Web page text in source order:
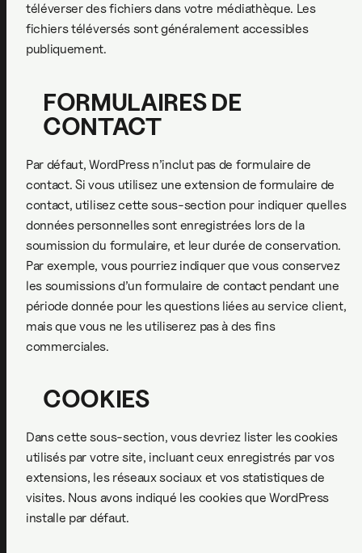
téléverser des fichiers dans votre médiathèque. Les
fichiers téléversés sont généralement accessibles
publiquement.
FORMULAIRES DE
CONTACT
Par défaut, WordPress n’inclut pas de formulaire de
contact. Si vous utilisez une extension de formulaire de
contact, utilisez cette sous-section pour indiquer quelles
données personnelles sont enregistrées lors de la
soumission du formulaire, et leur durée de conservation.
Par exemple, vous pourriez indiquer que vous conservez
les soumissions d’un formulaire de contact pendant une
période donnée pour les questions liées au service client,
mais que vous ne les utiliserez pas à des fins
commerciales.
COOKIES
Dans cette sous-section, vous devriez lister les cookies
utilisés par votre site, incluant ceux enregistrés par vos
extensions, les réseaux sociaux et vos statistiques de
visites. Nous avons indiqué les cookies que WordPress
installe par défaut.